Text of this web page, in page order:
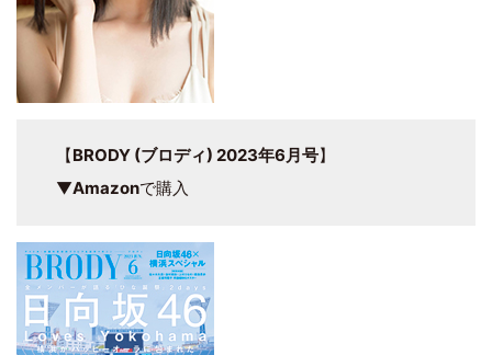
【BRODY (ブロディ) 2023年6月号】
▼Amazonで購入